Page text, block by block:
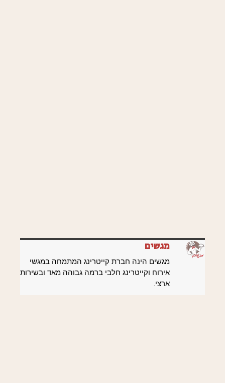
מגשים
מגשים הינה חברת קייטרינג המתמחה במגשי
אירוח וקייטרינג חלבי ברמה גבוהה מאד ובשירות
ארצי.